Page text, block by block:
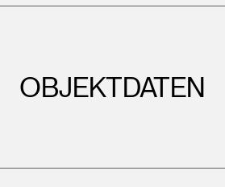
OBJEKTDATEN